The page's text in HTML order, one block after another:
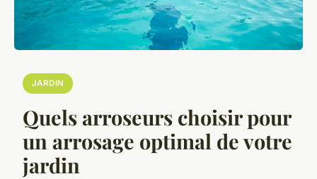
JARDIN
Quels arroseurs choisir pour
un arrosage optimal de votre
jardin